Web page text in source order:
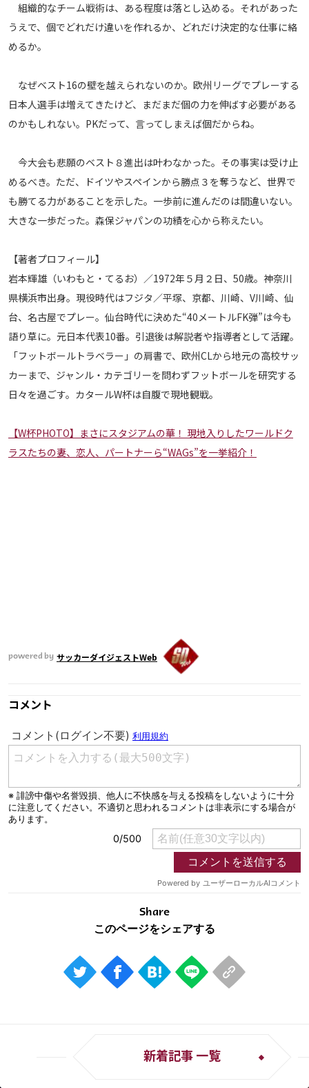
組織的なチーム戦術は、ある程度は落とし込める。それがあった
うえで、個でどれだけ違いを作れるか、どれだけ決定的な仕事に絡
めるか。
なぜベスト16の壁を越えられないのか。欧州リーグでプレーする
日本人選手は増えてきたけど、まだまだ個の力を伸ばす必要がある
のかもしれない。PKだって、言ってしまえば個だからね。
今大会も悲願のベスト８進出は叶わなかった。その事実は受け止
めるべき。ただ、ドイツやスペインから勝点３を奪うなど、世界で
も勝てる力があることを示した。一歩前に進んだのは間違いない。
大きな一歩だった。森保ジャパンの功績を心から称えたい。
【著者プロフィール】
岩本輝雄（いわもと・てるお）／1972年５月２日、50歳。神奈川
県横浜市出身。現役時代はフジタ／平塚、京都、川崎、V川崎、仙
台、名古屋でプレー。仙台時代に決めた“40メートルFK弾”は今も
語り草に。元日本代表10番。引退後は解説者や指導者として活躍。
「フットボールトラベラー」の肩書で、欧州CLから地元の高校サッ
カーまで、ジャンル・カテゴリーを問わずフットボールを研究する
日々を過ごす。カタールW杯は自腹で現地観戦。
【W杯PHOTO】まさにスタジアムの華！ 現地入りしたワールドク
ラスたちの妻、恋人、パートナーら“WAGs”を一挙紹介！
powered by サッカーダイジェストWeb
コメント
Share
新着記事 一覧